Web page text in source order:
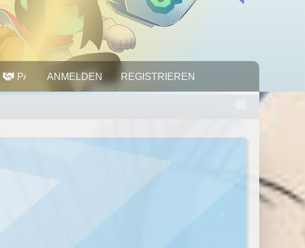
PARTNER 07.08.2026, 20:10:23
ANMELDEN REGISTRIEREN